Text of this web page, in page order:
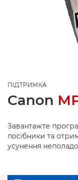
ПІДТРИМКА
Canon
Завантажте
посібники та
усунення